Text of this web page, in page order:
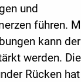
und
führen.
kann der
werden. Die
Rücken hat